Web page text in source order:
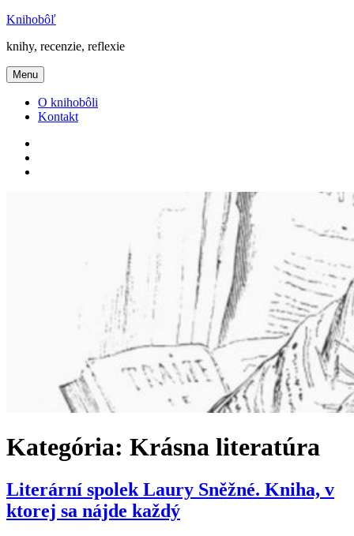
Prejsť
obsah
Knihobôľ
knihy, recenzie, reflexie
Menu
O knihobôli
Kontakt
Kategória: Krásna literatúra
Literární spolek Laury Sněžné. Kniha, v
ktorej sa nájde každý